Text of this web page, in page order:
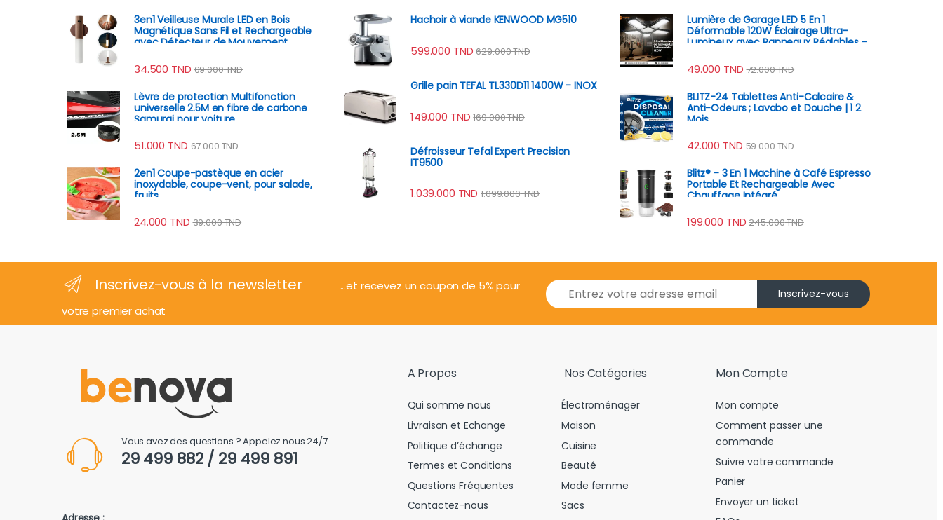
3en1 Veilleuse Murale LED en Bois
Magnétique Sans Fil et Rechargeable
avec Détecteur de Mouvement
34.500 TND 69.000TND
Lèvre de protection Multifonction
universelle 2.5M en fibre de carbone
Samurai pour voiture
51.000 TND 67.000TND
2en1 Coupe-pastèque en acier
inoxydable, coupe-vent, pour salade,
fruits
24.000 TND 39.000TND
Hachoir à viande KENWOOD MG510
599.000 TND 629.000TND
Grille pain TEFAL TL330D11 1400W - INOX
149.000 TND 169.000TND
Défroisseur Tefal Expert Precision
IT9500
1.039.000 TND 1.099.000TND
Lumière de Garage LED 5 En 1
Déformable 120W Éclairage Ultra-
Lumineux avec Panneaux Réglables –
49.000 TND 72.000TND
BLITZ-24 Tablettes Anti-Calcaire &
Anti-Odeurs ; Lavabo et Douche | 1 2
Mois
42.000 TND 59.000TND
Blitz® - 3 En 1 Machine à Café Espresso
Portable Et Rechargeable Avec
Chauffage Intégré
199.000 TND 245.000TND
Inscrivez-vous à la newsletter
...et recevez un coupon de 5% pour
votre premier achat
E
m
i
Inscrivez-vous
Vous avez des questions ? Appelez nous 24/7
29 499 882 / 29 499 891
A Propos
Qui somme nous
Livraison et Echange
Politique d’échange
Termes et Conditions
Questions Fréquentes
Contactez-nous
Nos Catégories
Électroménager
Maison
Cuisine
Beauté
Mode femme
Sacs
Mon Compte
Mon compte
Comment passer une
commande
Suivre votre commande
Panier
Envoyer un ticket